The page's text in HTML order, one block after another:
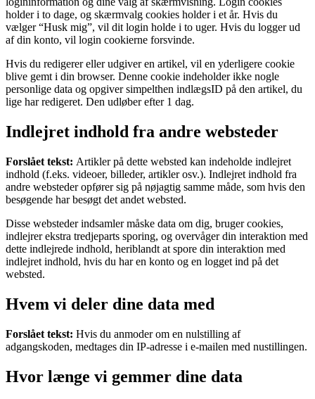
holder i to dage, og skærmvalg cookies holder i et år. Hvis du
vælger “Husk mig”, vil dit login holde i to uger. Hvis du logger ud
af din konto, vil login cookierne forsvinde.
Hvis du redigerer eller udgiver en artikel, vil en yderligere cookie
blive gemt i din browser. Denne cookie indeholder ikke nogle
personlige data og opgiver simpelthen indlægsID på den artikel, du
lige har redigeret. Den udløber efter 1 dag.
Indlejret indhold fra andre websteder
Forslået tekst: Artikler på dette websted kan indeholde indlejret
indhold (f.eks. videoer, billeder, artikler osv.). Indlejret indhold fra
andre websteder opfører sig på nøjagtig samme måde, som hvis den
besøgende har besøgt det andet websted.
Disse websteder indsamler måske data om dig, bruger cookies,
indlejrer ekstra tredjeparts sporing, og overvåger din interaktion med
dette indlejrede indhold, heriblandt at spore din interaktion med
indlejret indhold, hvis du har en konto og en logget ind på det
websted.
Hvem vi deler dine data med
Forslået tekst: Hvis du anmoder om en nulstilling af
adgangskoden, medtages din IP-adresse i e-mailen med nustillingen.
Hvor længe vi gemmer dine data